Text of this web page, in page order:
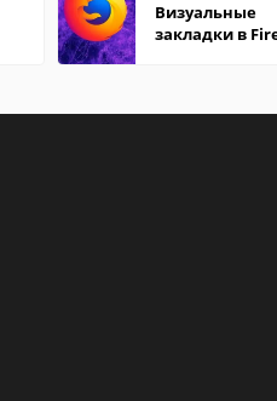
Визуальные
закладки в